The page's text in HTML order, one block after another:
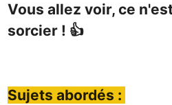
Vous allez voir, ce
sorcier ! 👍
Sujets abordés :